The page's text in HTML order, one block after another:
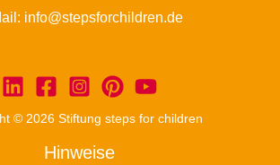
info@stepsforchildren.de
© 2026 Stiftung steps for children
Hinweise